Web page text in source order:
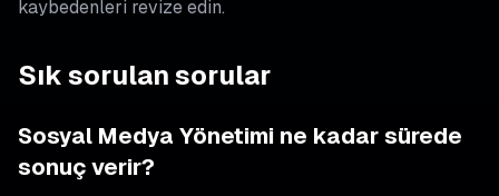
kaybedenleri revize edin.
Sık sorulan sorular
Sosyal Medya Yönetimi ne kadar sürede
sonuç verir?